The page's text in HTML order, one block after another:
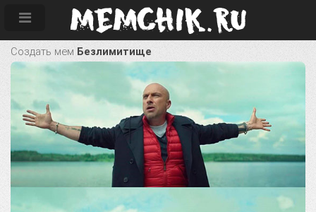
Создать мем Безлимитище